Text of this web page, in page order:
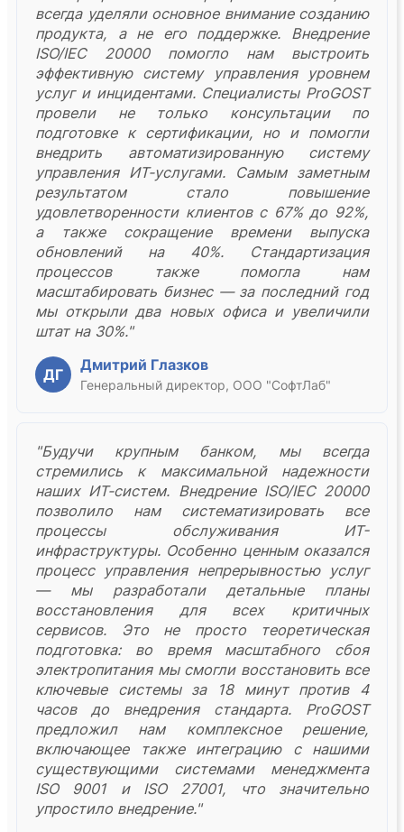
всегда уделяли основное внимание созданию
продукта, а не его поддержке. Внедрение
ISO/IEC 20000 помогло нам выстроить
эффективную систему управления уровнем
услуг и инцидентами. Специалисты ProGOST
провели не только консультации по
подготовке к сертификации, но и помогли
внедрить автоматизированную систему
управления ИТ-услугами. Самым заметным
результатом стало повышение
удовлетворенности клиентов с 67% до 92%,
а также сокращение времени выпуска
обновлений на 40%. Стандартизация
процессов также помогла нам
масштабировать бизнес — за последний год
мы открыли два новых офиса и увеличили
штат на 30%."
ДГ
Дмитрий Глазков
Генеральный директор, ООО "СофтЛаб"
"Будучи крупным банком, мы всегда
стремились к максимальной надежности
наших ИТ-систем. Внедрение ISO/IEC 20000
позволило нам систематизировать все
процессы обслуживания ИТ-
инфраструктуры. Особенно ценным оказался
процесс управления непрерывностью услуг
— мы разработали детальные планы
восстановления для всех критичных
сервисов. Это не просто теоретическая
подготовка: во время масштабного сбоя
электропитания мы смогли восстановить все
ключевые системы за 18 минут против 4
часов до внедрения стандарта. ProGOST
предложил нам комплексное решение,
включающее также интеграцию с нашими
существующими системами менеджмента
ISO 9001 и ISO 27001, что значительно
упростило внедрение."